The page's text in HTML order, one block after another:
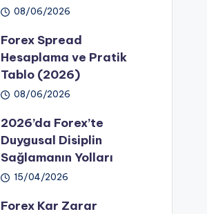
08/06/2026
Forex Spread
Hesaplama ve Pratik
Tablo (2026)
08/06/2026
2026’da Forex’te
Duygusal Disiplin
Sağlamanın Yolları
15/04/2026
Forex Kar Zarar